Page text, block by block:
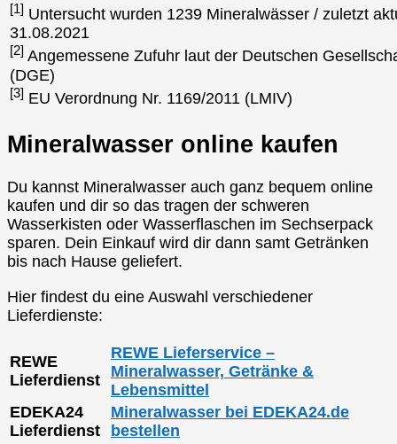
[1] Untersucht wurden 1239 Mineralwässer / zuletzt
31.08.2021
[2] Angemessene Zufuhr laut der Deutschen
(DGE)
[3] EU Verordnung Nr. 1169/2011 (LMIV)
Mineralwasser online kaufen
Du kannst Mineralwasser auch ganz bequem online
kaufen und dir so das tragen der schweren
Wasserkisten oder Wasserflaschen im Sechserpack
sparen. Dein Einkauf wird dir dann samt Getränken
bis nach Hause geliefert.
Hier findest du eine Auswahl verschiedener
Lieferdienste:
REWE
Lieferdienst
REWE Lieferservice –
Mineralwasser, Getränke &
Lebensmittel
EDEKA24
Lieferdienst
Mineralwasser bei EDEKA24.de
bestellen